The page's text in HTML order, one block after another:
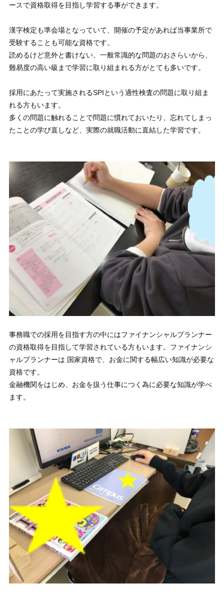
ースで資格取得を目指し学習する事ができます。
漢字検定も準会場となっていて、開催の予定があれば当事業所で
受験することも可能な資格です。
読めるけど意外と書けない、一般常識的な問題のおさらいから、
難易度の高い級まで学習に取り組まれる方がとても多いです。
採用にあたって実施されるSPIという適性検査の問題に取り組ま
れる方もいます。
多くの問題に触れることで問題に慣れておいたり、忘れてしまっ
たことの学び直しなど、実際の就職活動に直結した学習です。
事務職での採用を目指す方の中にはファイナンシャルプランナー
の資格取得を目指して学習されている方もいます。ファイナンシ
ャルプランナーは 国家資格で、お金に関する幅広い知識が必要な
資格です。
金融機関をはじめ、お金を扱う仕事につく為に必要な知識が学べ
ます。